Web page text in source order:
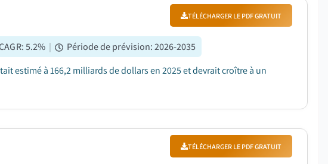
TÉLÉCHARGER LE PDF GRATUIT
5.2% | Période de prévision:2026-2035
estimé à 166,2 milliards de dollars en 2025 et devrait croître à un
TÉLÉCHARGER LE PDF GRATUIT